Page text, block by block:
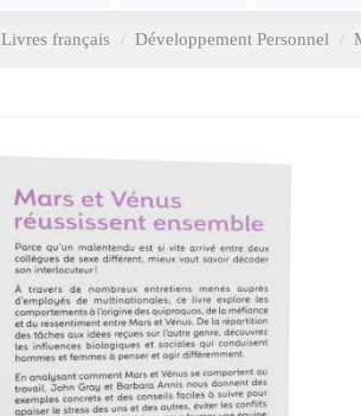
Livres français Développement Personnel